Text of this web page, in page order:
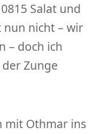
Salat und
nicht – wir
– doch ich
Zunge
mit Othmar ins